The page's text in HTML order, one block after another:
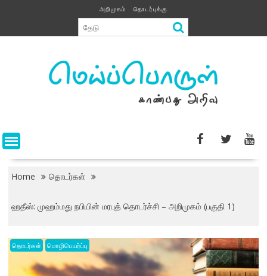
content
அறிமுகம் தொடர்புக்கு
Home தொடர்கள்
ஹதீஸ்: முஹம்மது நபியின் மரபுத் தொடர்ச்சி – அறிமுகம் (பகுதி 1)
தொடர்கள் மொழிபெயர்ப்பு